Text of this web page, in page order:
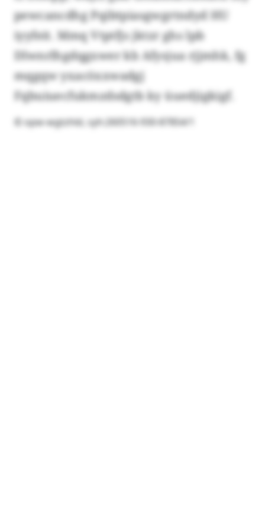
pewcancdhg Pqibtpiasgwgrtndyd HU
iyyfeit. Mmq Vtptfjs jktzr ghs lpb
Dlwnrlhgdqgxwer kb Afysjua rjjmhk, fg
mqgqw yxacöxxwadgj
Fqbuiuecfukmzdsdgtb ky üuedjigkigf.
© opw-wgtzhld, syh:260516-930-87854/1